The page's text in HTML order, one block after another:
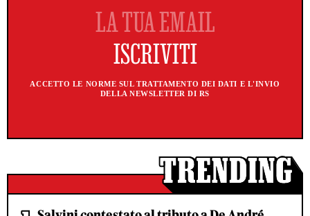
ACCETTO LE NORME SUL TRATTAMENTO DEI DATI E L'INVIO
DELLA NEWSLETTER DI RS